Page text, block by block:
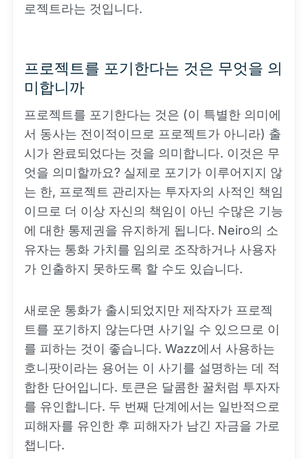
로젝트라는 것입니다.
프로젝트를 포기한다는 것은 무엇을 의
미합니까
프로젝트를 포기한다는 것은 (이 특별한 의미에
서 동사는 전이적이므로 프로젝트가 아니라) 출
시가 완료되었다는 것을 의미합니다. 이것은 무
엇을 의미할까요? 실제로 포기가 이루어지지 않
는 한, 프로젝트 관리자는 투자자의 사적인 책임
이므로 더 이상 자신의 책임이 아닌 수많은 기능
에 대한 통제권을 유지하게 됩니다. Neiro의 소
유자는 통화 가치를 임의로 조작하거나 사용자
가 인출하지 못하도록 할 수도 있습니다.
새로운 통화가 출시되었지만 제작자가 프로젝
트를 포기하지 않는다면 사기일 수 있으므로 이
를 피하는 것이 좋습니다. Wazz에서 사용하는
호니팟이라는 용어는 이 사기를 설명하는 데 적
합한 단어입니다. 토큰은 달콤한 꿀처럼 투자자
를 유인합니다. 두 번째 단계에서는 일반적으로
피해자를 유인한 후 피해자가 남긴 자금을 가로
챕니다.